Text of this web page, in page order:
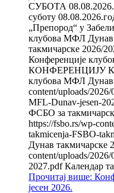
СУБОТА
суботу
„Препород“ у
клубова МФЛ Дунав
такмичарске 2026/
Конференције
КОНФЕРЕНЦИЈУ
клубова МФЛ Дунав
content/uploads/
MFL-Dunav-jesen-
ФСБО за
https://fsbo.rs/wp-
takmicenja-FSBO-
Дунав такмичарске
content/uploads/
2027.pdf Календар
Прочитај више:
јесен 2026.